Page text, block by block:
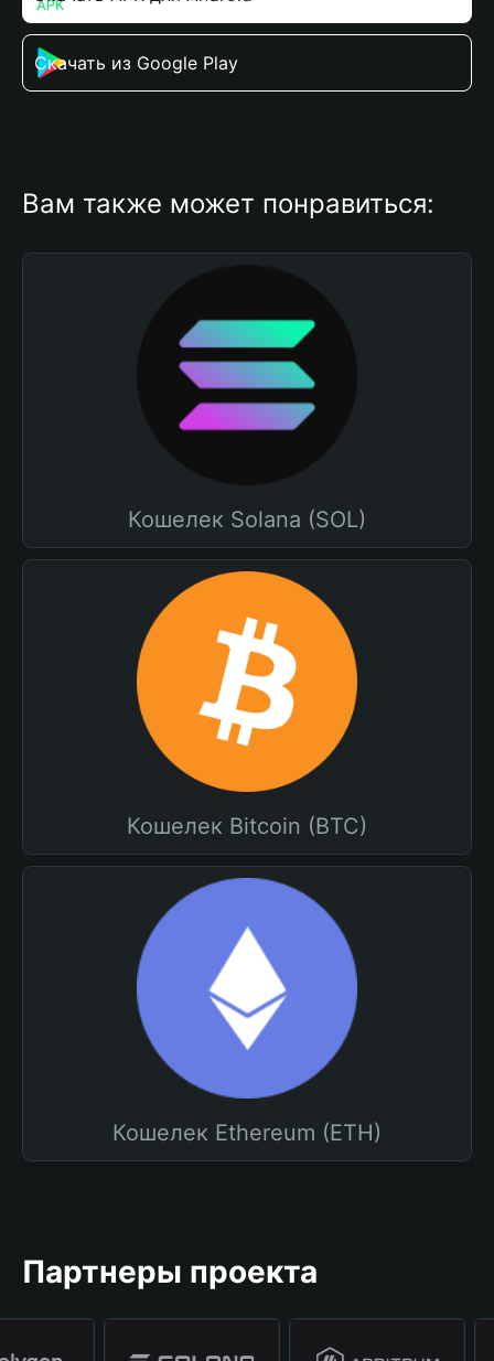
Скачать из Google Play
Вам также может понравиться:
Кошелек Solana (SOL)
Кошелек Bitcoin (BTC)
Кошелек Ethereum (ETH)
Партнеры проекта